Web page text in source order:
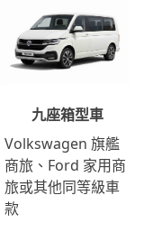
九座箱型車
Volkswagen 旗艦
商旅、Ford 家用商
旅或其他同等級車
款